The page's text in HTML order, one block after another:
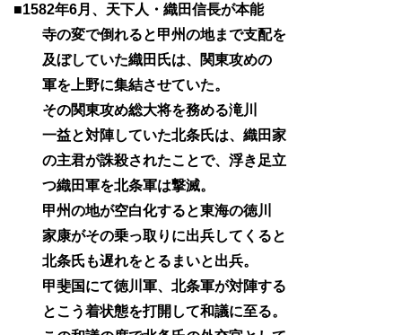
■1582年6月、天下人・織田信長が本能
寺の変で倒れると甲州の地まで支配を
及ぼしていた織田氏は、関東攻めの
軍を上野に集結させていた。
その関東攻め総大将を務める滝川
一益と対陣していた北条氏は、織田家
の主君が誅殺されたことで、浮き足立
つ織田軍を北条軍は撃滅。
甲州の地が空白化すると東海の徳川
家康がその乗っ取りに出兵してくると
北条氏も遅れをとるまいと出兵。
甲斐国にて徳川軍、北条軍が対陣する
とこう着状態を打開して和議に至る。